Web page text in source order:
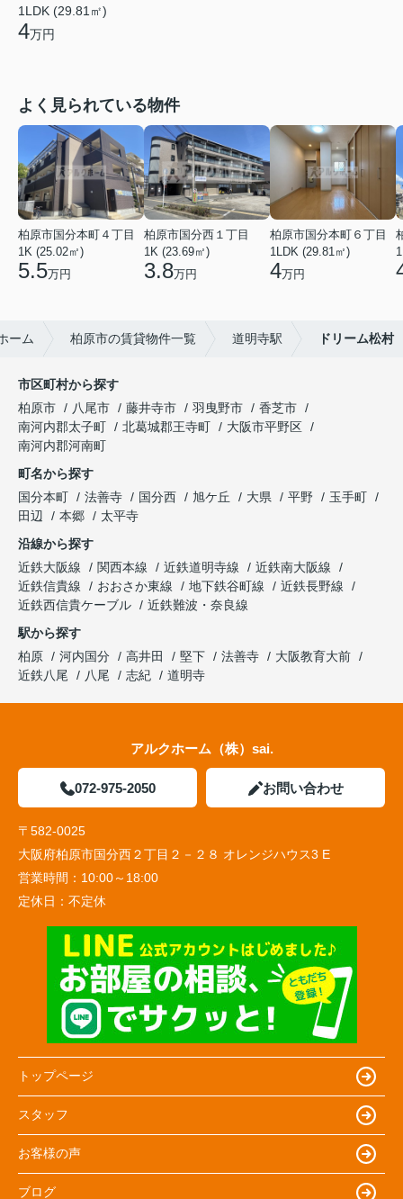
1LDK (29.81㎡)
4万円
よく見られている物件
柏原市国分本町４丁目
1K (25.02㎡)
5.5万円
柏原市国分西１丁目
1K (23.69㎡)
3.8万円
柏原市国分本町６丁目
1LDK (29.81㎡)
4万円
ーム 柏原市の賃貸物件一覧 道明寺駅 ドリーム松村
市区町村から探す
柏原市
八尾市 藤井寺市 羽曳野市
香芝市
南河内郡太子町
北葛城郡王寺町
大阪市平野区
南河内郡河南町
町名から探す
国分本町
法善寺 国分西 旭ケ丘 大県 平野
玉手町
田辺
本郷
太平寺
沿線から探す
近鉄大阪線
関西本線 近鉄道明寺線
近鉄南大阪線
近鉄信貴線
おおさか東線 地下鉄谷町線
近鉄長野線
近鉄西信貴ケーブル
近鉄難波・奈良線
駅から探す
柏原
河内国分 高井田 堅下 法善寺
大阪教育大前
近鉄八尾
八尾 志紀 道明寺
アルクホーム（株）sai.
072-975-2050 お問い合わせ
〒582-0025
大阪府柏原市国分西２丁目２－２８ オレンジハウス3 E
営業時間： 10:00～18:00
定休日： 不定休
トップページ
スタッフ
お客様の声
ブログ